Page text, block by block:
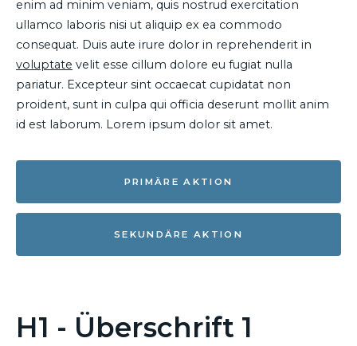
enim ad minim veniam, quis nostrud exercitation
ullamco laboris nisi ut aliquip ex ea commodo
consequat. Duis aute irure dolor in reprehenderit in
voluptate velit esse cillum dolore eu fugiat nulla
pariatur. Excepteur sint occaecat cupidatat non
proident, sunt in culpa qui officia deserunt mollit anim
id est laborum. Lorem ipsum dolor sit amet.
PRIMÄRE AKTION
SEKUNDÄRE AKTION
H1 - Überschrift 1